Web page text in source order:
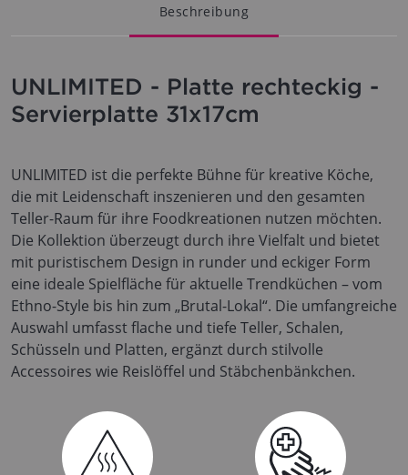
Beschreibung
UNLIMITED - Platte rechteckig -
Servierplatte 31x17cm
UNLIMITED ist die perfekte Bühne für kreative Köche,
die mit Leidenschaft inszenieren und den gesamten
Teller-Raum für ihre Foodkreationen nutzen möchten.
Die Kollektion überzeugt durch ihre Vielfalt und bietet
mit puristischem Design in runder und eckiger Form
eine ideale Spielfläche für aktuelle Trendküchen – vom
Ethno-Style bis hin zum „Brutal-Lokal“. Die umfangreiche
Auswahl umfasst flache und tiefe Teller, Schalen,
Schüsseln und Platten, ergänzt durch stilvolle
Accessoires wie Reislöffel und Stäbchenbänkchen.